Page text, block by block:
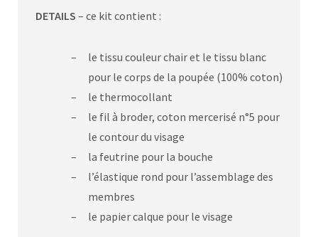
DETAILS – ce kit contient :
le tissu couleur chair et le tissu blanc
pour le corps de la poupée (100% coton)
le thermocollant
le fil à broder, coton mercerisé n°5 pour
le contour du visage
la feutrine pour la bouche
l’élastique rond pour l’assemblage des
membres
le papier calque pour le visage